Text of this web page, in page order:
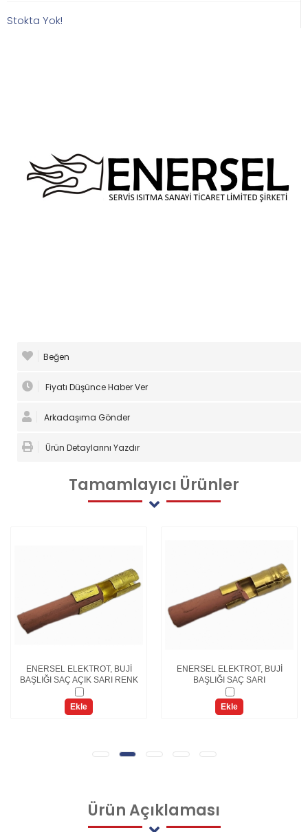
Stokta Yok!
Beğen
Fiyatı Düşünce Haber Ver
Arkadaşıma Gönder
Ürün Detaylarını Yazdır
Tamamlayıcı Ürünler
ENERSEL ELEKTROT, BUJİ
BAŞLIĞI SAÇ AÇIK SARI RENK
Ekle
ENERSEL ELEKTROT, BUJİ
BAŞLIĞI SAÇ SARI
Ekle
ÜrünAçıklaması